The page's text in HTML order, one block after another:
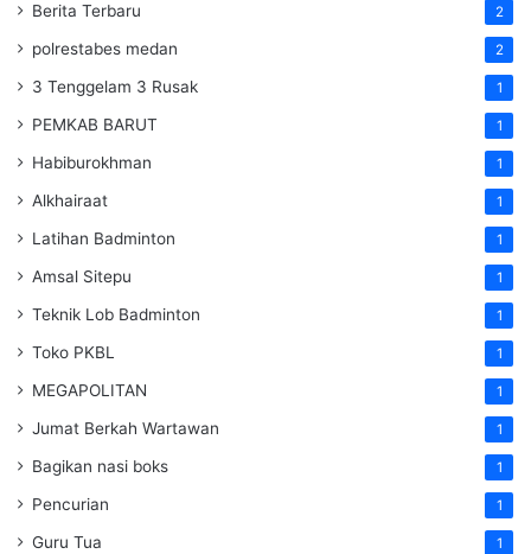
Berita Terbaru 2
polrestabes medan 2
3 Tenggelam 3 Rusak 1
PEMKAB BARUT 1
Habiburokhman 1
Alkhairaat 1
Latihan Badminton 1
Amsal Sitepu 1
Teknik Lob Badminton 1
Toko PKBL 1
MEGAPOLITAN 1
Jumat Berkah Wartawan 1
Bagikan nasi boks 1
Pencurian 1
Guru Tua 1